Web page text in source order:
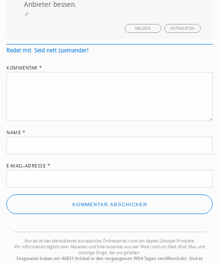
Anbieter bessen.
‍♂️
ANTWORTEN
MELDEN
Redet mit. Seid nett zueinander!
KOMMENTAR*
NAME *
E-MAIL-ADRESSE *
ifun.de ist das dienstälteste europäische Onlineportal rund um Apples Lifestyle-Produkte.
Wir informieren täglich über Aktuelles und Interessantes aus der Welt rund um iPad, iPod, Mac und
sonstige Dinge, die uns gefallen.
Insgesamt haben wir 46821 Artikel in den vergangenen 9054 Tagen veröffentlicht. Und es